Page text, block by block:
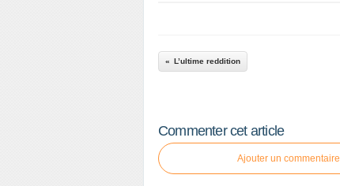
L’ultime reddition
Commenter cet article
Ajouter un commentaire